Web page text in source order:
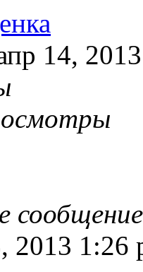
14,
2013 1:26